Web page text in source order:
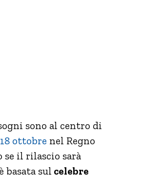
sono al centro di
18 ottobre nel Regno
se il rilascio sarà
è basata sul celebre